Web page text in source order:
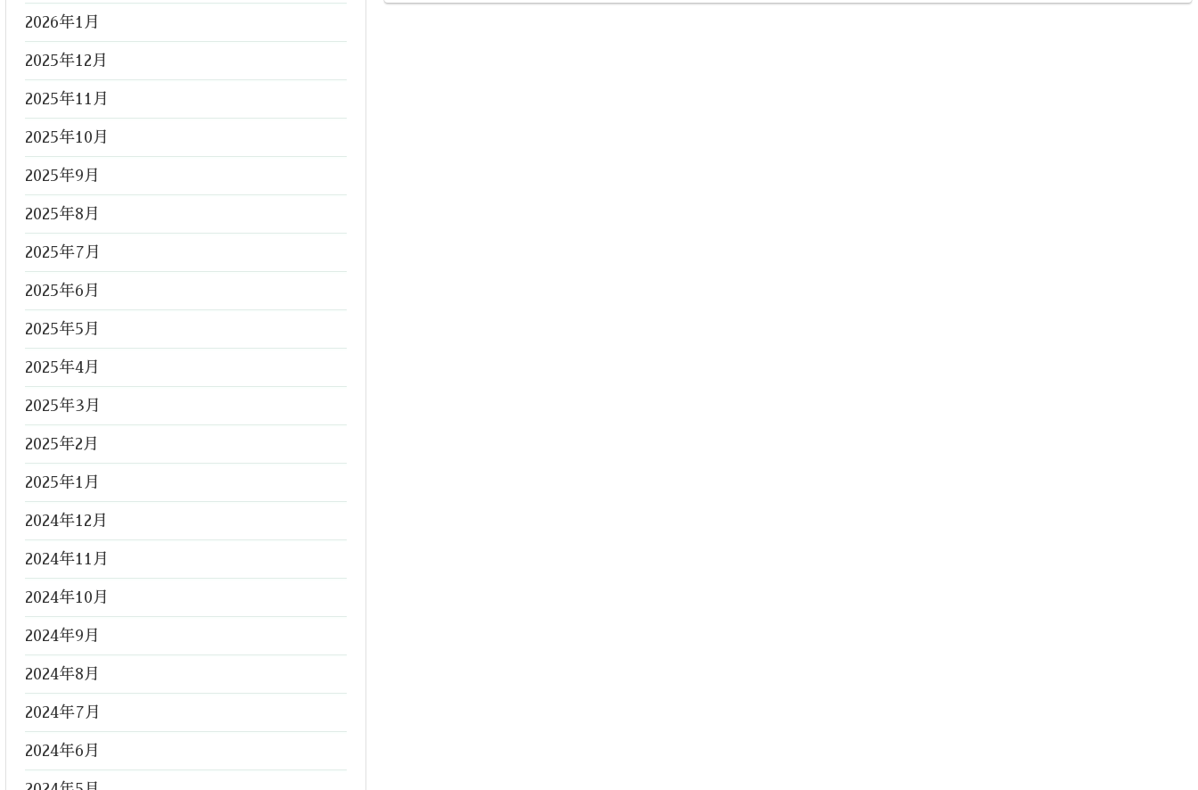
2026年1月
2025年12月
2025年11月
2025年10月
2025年9月
2025年8月
2025年7月
2025年6月
2025年5月
2025年4月
2025年3月
2025年2月
2025年1月
2024年12月
2024年11月
2024年10月
2024年9月
2024年8月
2024年7月
2024年6月